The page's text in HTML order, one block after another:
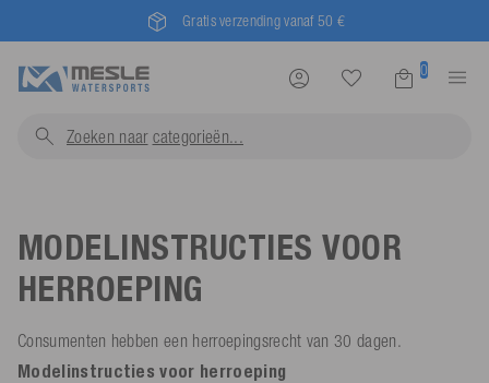
Gratis verzending vanaf 50 €
0
Zoeken naar categorieë
MODELINSTRUCTIES VOOR
HERROEPING
Consumenten hebben een herroepingsrecht van 30 dagen.
Modelinstructies voor herroeping